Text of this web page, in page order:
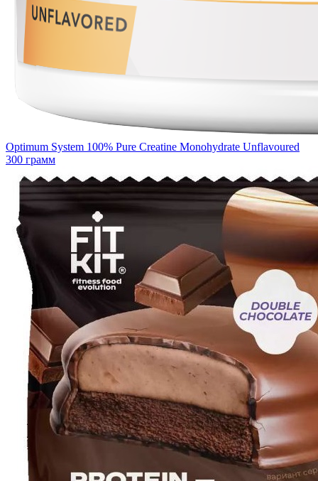
Optimum System 100% Pure Creatine Monohydrate Unflavoured
300 грамм